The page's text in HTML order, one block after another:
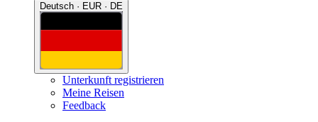
Deutsch · EUR · DE
Unterkunft registrieren
Meine Reisen
Feedback